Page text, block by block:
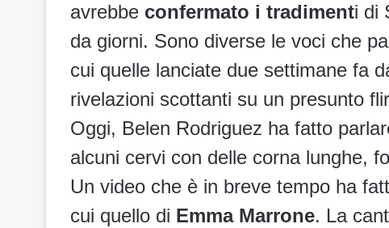
avrebbe confermato i tradimenti di
da giorni. Sono diverse le voci che
cui quelle lanciate due settimane fa
rivelazioni scottanti su un presunto
Oggi, Belen Rodriguez ha fatto
alcuni cervi con delle corna lunghe,
Un video che è in breve tempo ha
cui quello di Emma Marrone. La